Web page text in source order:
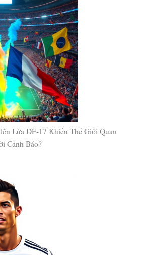
Lửa DF-17 Khiến Thế Giới Quan
Cảnh Báo?